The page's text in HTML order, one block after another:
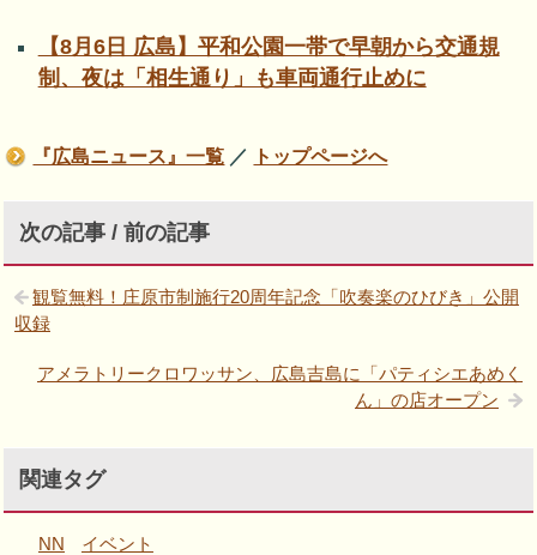
【8月6日 広島】平和公園一帯で早朝から交通規
制、夜は「相生通り」も車両通行止めに
『広島ニュース』一覧 ／ トップページへ
次の記事 / 前の記事
観覧無料！庄原市制施行20周年記念「吹奏楽のひびき」公開
収録
アメラトリークロワッサン、広島吉島に「パティシエあめく
ん」の店オープン
関連タグ
NN イベント